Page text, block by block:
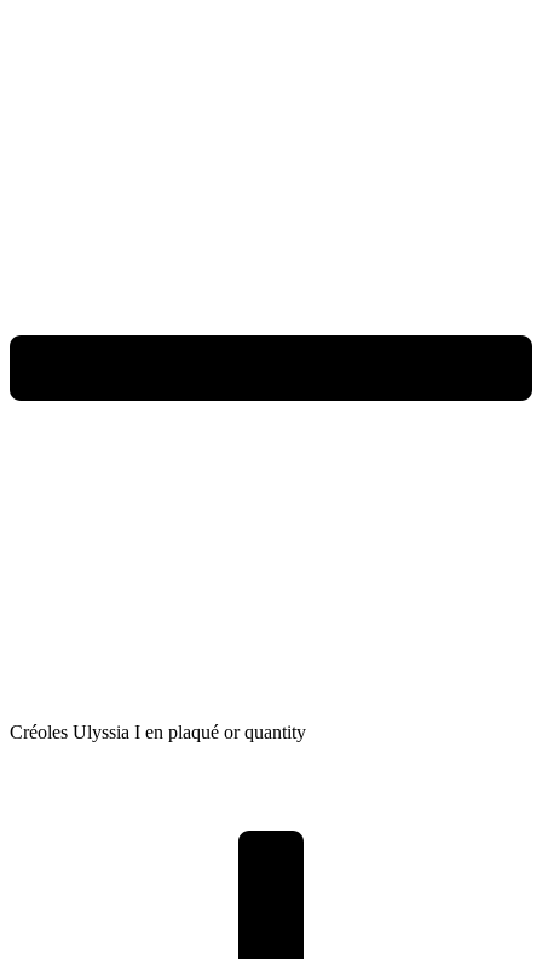
Créoles Ulyssia I en plaqué or quantity